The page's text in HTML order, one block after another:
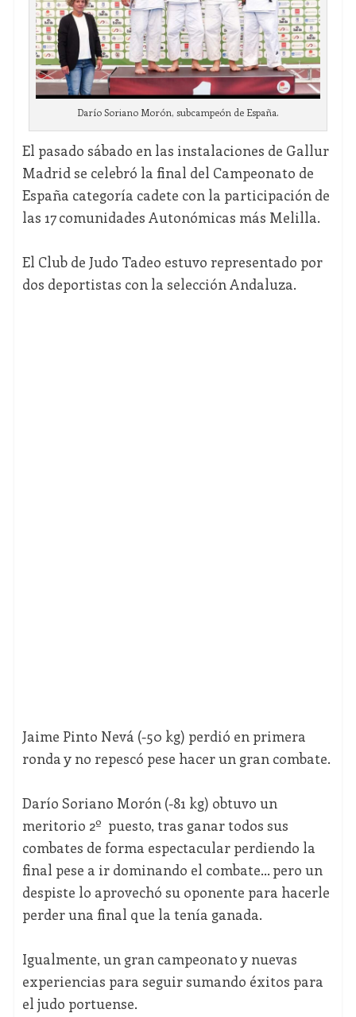
Darío Soriano Morón, subcampeón de España.
El pasado sábado en las instalaciones de Gallur
Madrid se celebró la final del Campeonato de
España categoría cadete con la participación de
las 17 comunidades Autonómicas más Melilla.
El Club de Judo Tadeo estuvo representado por
dos deportistas con la selección Andaluza.
Jaime Pinto Nevá (-50 kg) perdió en primera
ronda y no repescó pese hacer un gran combate.
Darío Soriano Morón (-81 kg) obtuvo un
meritorio 2º puesto, tras ganar todos sus
combates de forma espectacular perdiendo la
final pese a ir dominando el combate… pero un
despiste lo aprovechó su oponente para hacerle
perder una final que la tenía ganada.
Igualmente, un gran campeonato y nuevas
experiencias para seguir sumando éxitos para
el judo portuense.